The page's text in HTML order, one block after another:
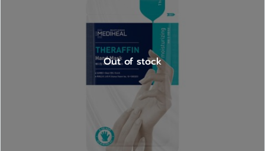
Out of stock